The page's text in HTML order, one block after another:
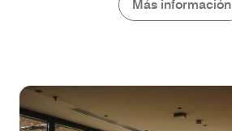
Más información